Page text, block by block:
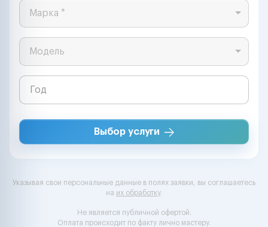
Марка *
Модель
Выбор услуги
Указывая свои персональные данные в полях заявки, вы соглашаетесь
на их обработку.
Не является публичной офертой.
Оплата происходит по факту лично мастеру.